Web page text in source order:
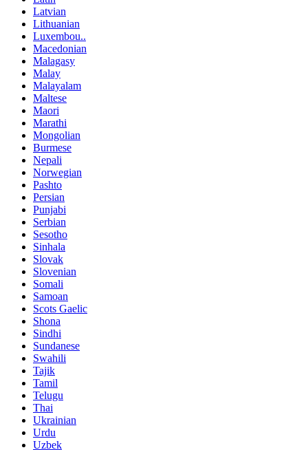
Latvian
Lithuanian
Luxembou..
Macedonian
Malagasy
Malay
Malayalam
Maltese
Maori
Marathi
Mongolian
Burmese
Nepali
Norwegian
Pashto
Persian
Punjabi
Serbian
Sesotho
Sinhala
Slovak
Slovenian
Somali
Samoan
Scots Gaelic
Shona
Sindhi
Sundanese
Swahili
Tajik
Tamil
Telugu
Thai
Ukrainian
Urdu
Uzbek